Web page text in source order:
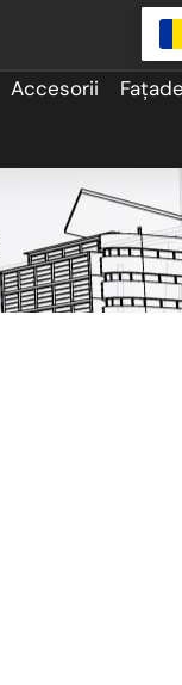
Accesorii